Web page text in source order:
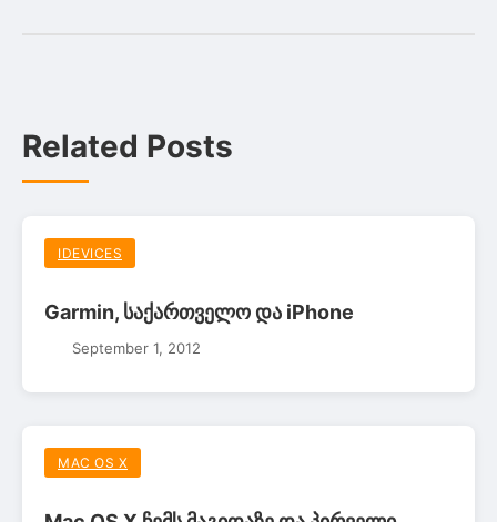
Related Posts
IDEVICES
Garmin, საქართველო და iPhone
September 1, 2012
MAC OS X